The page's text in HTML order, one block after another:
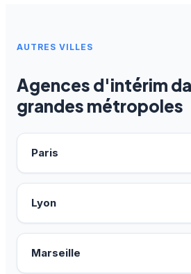
AUTRES VILLES
Agences d'intérim
grandes métropoles
Paris
Lyon
Marseille